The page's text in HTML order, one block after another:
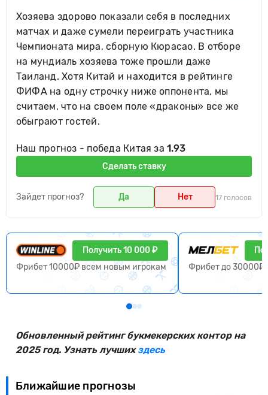
Хозяева здорово показали себя в последних
матчах и даже сумели переиграть участника
Чемпионата мира, сборную Кюрасао. В отборе
на мундиаль хозяева тоже прошли даже
Таиланд. Хотя Китай и находится в рейтинге
ФИФА на одну строчку ниже оппонента, мы
считаем, что на своем поле «драконы» все же
обыграют гостей.
Наш прогноз - победа Китая за1.93
Сделать ставку
Зайдет прогноз? Да Нет 17 голосов
Получить 10 000 ₽
Фрибет 10000₽ всем новым игрокам
Фрибет до 30000₽
Обновленный рейтинг букмекерских контор на
2025 год. Узнать лучшихздесь
Ближайшие прогнозы